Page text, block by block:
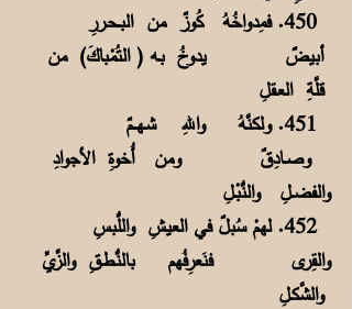
450. فمِدواخُهُ كُوزٌ من البــحـررِ
أبيضٌ يدوخُ بـه ( التُمْباكَ) من
قلَّةِ العـقلِ
451. ولكنَّهُ واللهِ شـهـــمٌ
وصــادِقٌ ومن أُخوةِ الأجوادِ
والفضــلِ والنُّبْـلِ
452. لهمْ سُبلٌ في العيشِ واللُّبسِ
والقِرى فنَعرِفُهم بالنُّـطـقِ والزَّيِّ
والشَّكـلِ